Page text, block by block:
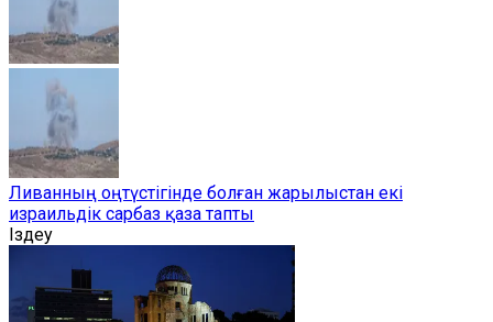
Ливанның оңтүстігінде болған жарылыстан екі
израильдік сарбаз қаза тапты
Іздеу